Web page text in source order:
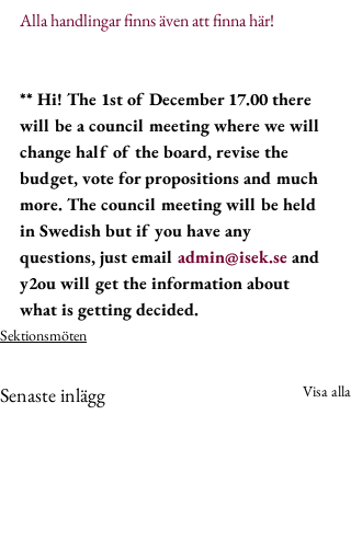
Alla handlingar finns även att finna här!
** Hi! The 1st of December 17.00 there
will be a council meeting where we will
change half of the board, revise the
budget, vote for propositions and much
more. The council meeting will be held
in Swedish but if you have any
questions, just email admin@isek.se and
y2ou will get the information about
what is getting decided.
Sektionsmöten
Senaste inlägg Visa alla